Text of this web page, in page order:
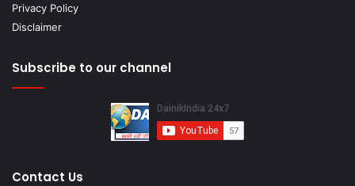
Privacy Policy
Disclaimer
Subscribe to our channel
Contact Us